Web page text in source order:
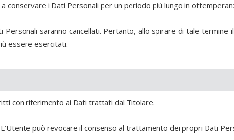
i Dati Personali per un periodo più lungo in
saranno cancellati. Pertanto, allo spirare di tale termine
essere esercitati.
con riferimento ai Dati trattati dal Titolare.
L’Utente può revocare il consenso al trattamento dei propri Dati